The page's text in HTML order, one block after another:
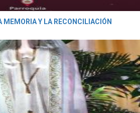
Y LA RECONCILIACIÓN